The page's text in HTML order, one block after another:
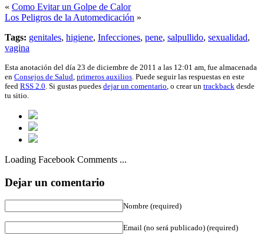
« Como Evitar un Golpe de Calor
Los Peligros de la Automedicación »
Tags: genitales, higiene, Infecciones, pene, salpullido, sexualidad,
vagina
Esta anotación del día 23 de diciembre de 2011 a las 12:01 am, fue almacenada
en Consejos de Salud primeros auxilios . Puede seguir las respuestas en este
feed RSS 2.0 . Si gustas puedes dejar un comentario , o crear un trackback desde
tu sitio.
Loading Facebook Comments ...
Dejar un comentario
Nombre (required)
Email (no será publicado) (required)